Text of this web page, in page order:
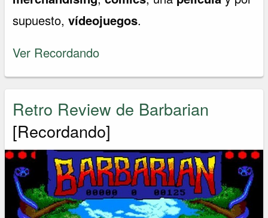
supuesto,vídeojuegos.
Ver Recordando
Retro Review de Barbarian
[Recordando]